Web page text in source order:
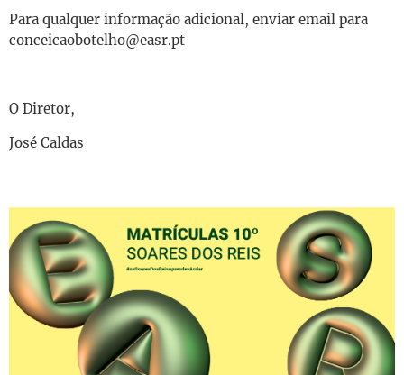
Para qualquer informação adicional, enviar email para
conceicaobotelho@easr.pt
O Diretor,
José Caldas